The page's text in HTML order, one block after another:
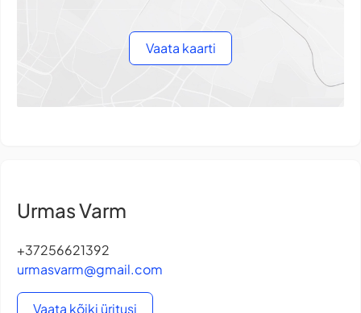
Vaata kaarti
Urmas Varm
+37256621392
urmasvarm@gmail.com
Vaata kõiki üritusi